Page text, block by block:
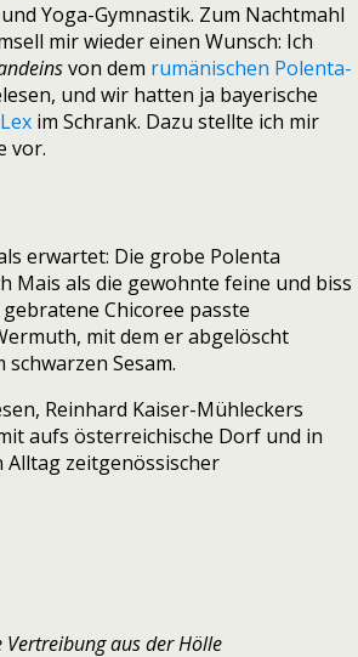
Yoga-Gymnastik. Zum Nachtmahl
mir wieder einen Wunsch: Ich
von dem rumänischen Polenta-
und wir hatten ja bayerische
im Schrank. Dazu stellte ich mir
vor.
erwartet: Die grobe Polenta
Mais als die gewohnte feine und biss
Chicoree passte
mit dem er abgelöscht
Sesam.
Reinhard Kaiser-Mühleckers
aufs österreichische Dorf und in
zeitgenössischer
Vertreibung aus der Hölle